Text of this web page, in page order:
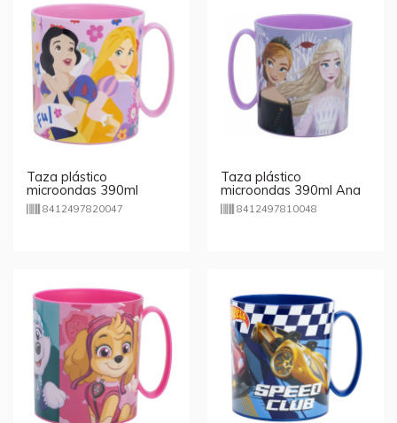
Taza plástico
microondas 390ml
Princesas Disney
Beautiful
8412497820047
Taza plástico
microondas 390ml Ana
& Elsa Frozen Disney
8412497810048